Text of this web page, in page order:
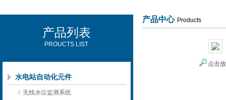
西安可雷可水电设备有限公司
产品列表
PROUCTS LIST
水电站自动化元件
无线水位监测系统
产品中心 Products
点击